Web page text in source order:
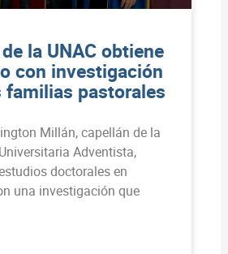
la UNAC obtiene
con investigación
familias pastorales
Millán, capellán de la
Adventista,
doctorales en
una investigación que